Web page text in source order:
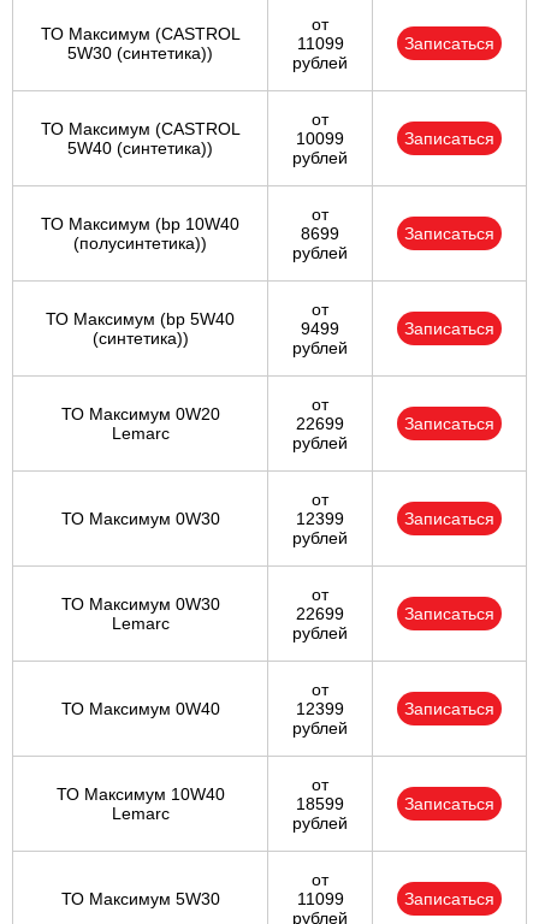
ТО Максимум (CASTROL
5W30 (синтетика))
от
11099
рублей
Записаться
ТО Максимум (CASTROL
5W40 (синтетика))
от
10099
рублей
Записаться
ТО Максимум (bp 10W40
(полусинтетика))
от
8699
рублей
Записаться
ТО Максимум (bp 5W40
(синтетика))
от
9499
рублей
Записаться
ТО Максимум 0W20
Lemarc
от
22699
рублей
Записаться
ТО Максимум 0W30
от
12399
рублей
Записаться
ТО Максимум 0W30
Lemarc
от
22699
рублей
Записаться
ТО Максимум 0W40
от
12399
рублей
Записаться
ТО Максимум 10W40
Lemarc
от
18599
рублей
Записаться
ТО Максимум 5W30
от
11099
рублей
Записаться